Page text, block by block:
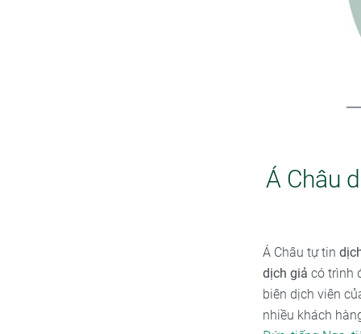
Á Châu
Á Châu tự tin
dịch giả có trình
biên dịch viên
nhiều khách